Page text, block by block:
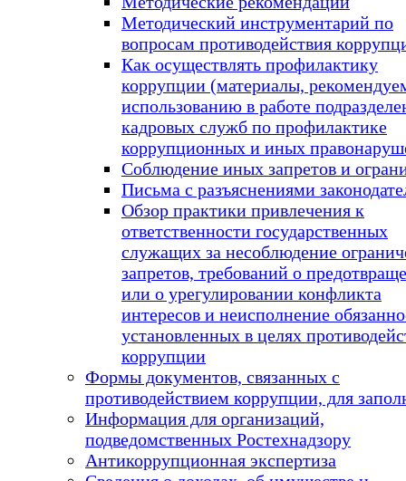
Методический инструментарий по
вопросам противодействия
Как осуществлять профилактику
коррупции (материалы,
использованию в работе
кадровых служб по профилактике
коррупционных и иных
Соблюдение иных запретов и
Письма с разъяснениями
Обзор практики привлечения к
ответственности государственных
служащих за несоблюдение
запретов, требований о
или о урегулировании конфликта
интересов и неисполнение
установленных в целях
коррупции
Формы документов, связанных с
противодействием коррупции, для
Информация для организаций,
подведомственных Ростехнадзору
Антикоррупционная экспертиза